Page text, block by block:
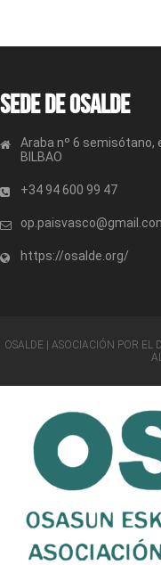
Sede de OSALDE
Araba nº 6 semisótano,
BILBAO
+34 94 600 99 47
https://osalde.org/
OSALDE | ASOCIACIÓN POR EL